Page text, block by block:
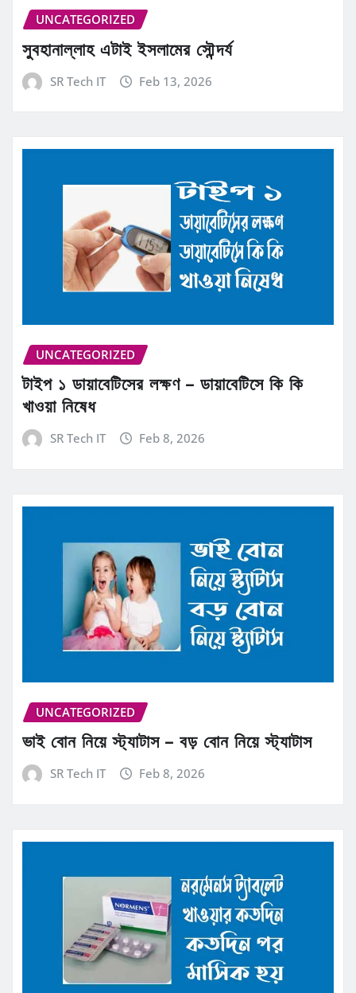
UNCATEGORIZED
সুবহানাল্লাহ এটাই ইসলামের সৌন্দর্য
SR Tech IT Feb 13, 2026
UNCATEGORIZED
টাইপ ১ ডায়াবেটিসের লক্ষণ – ডায়াবেটিসে কি কি
খাওয়া নিষেধ
SR Tech IT Feb 8, 2026
UNCATEGORIZED
ভাই বোন নিয়ে স্ট্যাটাস – বড় বোন নিয়ে স্ট্যাটাস
SR Tech IT Feb 8, 2026